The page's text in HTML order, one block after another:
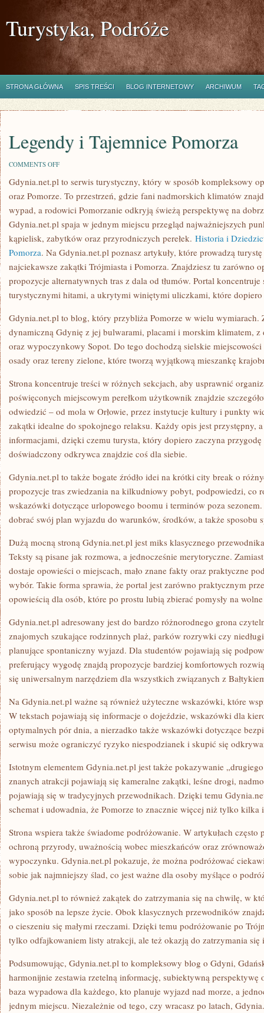
Turystyka, Podróże
STRONA GŁÓWNA SPIS TREŚCI BLOG INTERNETOWY ARCHIWUM
Legendy i Tajemnice Pomorza
COMMENTS OFFON
POMORZA
Gdynia.net.pl to serwis turystyczny, który w sposób kompleksowy
oraz Pomorze. To przestrzeń, gdzie fani nadmorskich klimatów
wypad, a rodowici Pomorzanie odkryją świeżą perspektywę na
Gdynia.net.pl spaja w jednym miejscu przegląd najważniejszych
kąpielisk, zabytków oraz przyrodniczych perełek. Historia i
Pomorza. Na Gdynia.net.pl poznasz artykuły, które prowadzą
najciekawsze zakątki Trójmiasta i Pomorza. Znajdziesz tu zarówno
propozycje alternatywnych tras z dala od tłumów. Portal
turystycznymi hitami, a ukrytymi winiętymi uliczkami, które
Gdynia.net.pl to blog, który przybliża Pomorze w wielu wymiarach.
dynamiczną Gdynię z jej bulwarami, placami i morskim klimatem, z
oraz wypoczynkowy Sopot. Do tego dochodzą sielskie
osady oraz tereny zielone, które tworzą wyjątkową mieszankę
Strona koncentruje treści w różnych sekcjach, aby usprawnić
poświęconych miejscowym perełkom użytkownik znajdzie
odwiedzić – od mola w Orłowie, przez instytucje kultury i punkty
zakątki idealne do spokojnego relaksu. Każdy opis jest przystępny,
informacjami, dzięki czemu turysta, który dopiero zaczyna
doświadczony odkrywca znajdzie coś dla siebie.
Gdynia.net.pl to także bogate źródło idei na krótki city break o
propozycje tras zwiedzania na kilkudniowy pobyt, podpowiedzi, co
wskazówki dotyczące urlopowego boomu i terminów poza
dobrać swój plan wyjazdu do warunków, środków, a także sposobu
Dużą mocną stroną Gdynia.net.pl jest miks klasycznego
Teksty są pisane jak rozmowa, a jednocześnie merytoryczne.
dostaje opowieści o miejscach, mało znane fakty oraz praktyczne
wybór. Takie forma sprawia, że portal jest zarówno praktycznym
opowieścią dla osób, które po prostu lubią zbierać pomysły na
Gdynia.net.pl adresowany jest do bardzo różnorodnego grona
znajomych szukające rodzinnych plaż, parków rozrywki czy
planujące spontaniczny wyjazd. Dla studentów pojawiają się
preferujący wygodę znajdą propozycje bardziej komfortowych
się uniwersalnym narzędziem dla wszystkich związanych z
Na Gdynia.net.pl ważne są również użyteczne wskazówki, które
W tekstach pojawiają się informacje o dojeździe, wskazówki dla
optymalnych pór dnia, a nierzadko także wskazówki dotyczące
serwisu może ograniczyć ryzyko niespodzianek i skupić się
Istotnym elementem Gdynia.net.pl jest także pokazywanie
znanych atrakcji pojawiają się kameralne zakątki, leśne drogi,
pojawiają się w tradycyjnych przewodnikach. Dzięki temu
schemat i udowadnia, że Pomorze to znacznie więcej niż tylko
Strona wspiera także świadome podróżowanie. W artykułach
ochroną przyrody, uważnością wobec mieszkańców oraz
wypoczynku. Gdynia.net.pl pokazuje, że można podróżować
sobie jak najmniejszy ślad, co jest ważne dla osoby myślące o
Gdynia.net.pl to również zakątek do zatrzymania się na chwilę, w
jako sposób na lepsze życie. Obok klasycznych przewodników
o cieszeniu się małymi rzeczami. Dzięki temu podróżowanie po
tylko odfajkowaniem listy atrakcji, ale też okazją do zatrzymania się
Podsumowując, Gdynia.net.pl to kompleksowy blog o Gdyni,
harmonijnie zestawia rzetelną informację, subiektywną perspektywę
baza wypadowa dla każdego, kto planuje wyjazd nad morze, a
jednym miejscu. Niezależnie od tego, czy wracasz po latach,